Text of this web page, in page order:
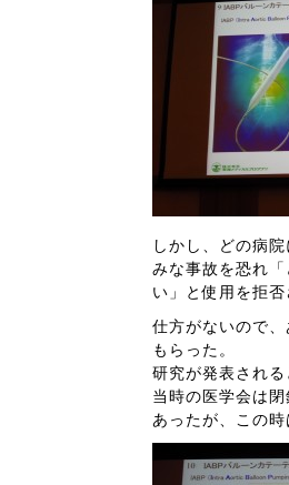
しかし、どの病
みな事故を恐れ
い」と使用を拒否
仕方がないので
もらった。
研究が発表される
当時の医学会は
あったが、この